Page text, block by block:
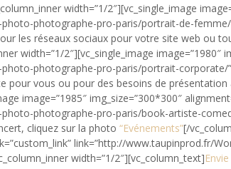
width=”1/2″][vc_single_image
photographe-pro-paris/portrait-de-femme/
les réseaux sociaux pour votre site web ou
width=”1/2″][vc_single_image image=”1980″
photographe-pro-paris/portrait-corporate/
pour vous ou pour des besoins de
image=”1985″ img_size=”300*300″
photographe-pro-paris/book-artiste-
cliquez sur la photo “Evénements”[/
link=”http://
width=”1/2″][vc_column_text]